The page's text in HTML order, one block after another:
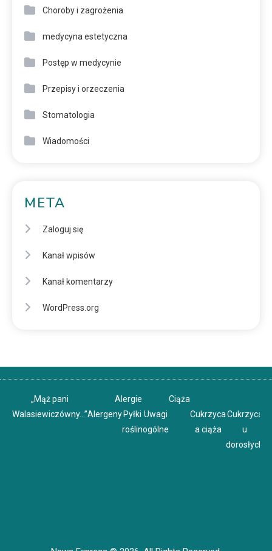
Choroby i zagrożenia
medycyna estetyczna
Postęp w medycynie
Przepisy i orzeczenia
Stomatologia
Wiadomości
META
Zaloguj się
Kanał wpisów
Kanał komentarzy
WordPress.org
„Mąż pani
Walasiewiczówny…”
Alergie
Alergeny Pyłki
roślin
Uwagi
ogólne
Ciąża
Cukrzyca
a ciąża
Cukrzyca
u
dorosłych